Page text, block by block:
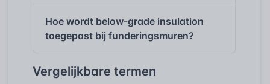
Hoe wordt below-grade insulation
toegepast bij funderingsmuren?
Vergelijkbare termen